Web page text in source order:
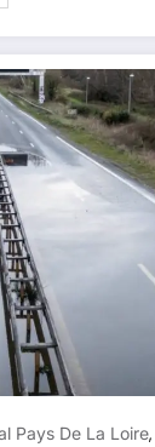
Pays De La Loire,